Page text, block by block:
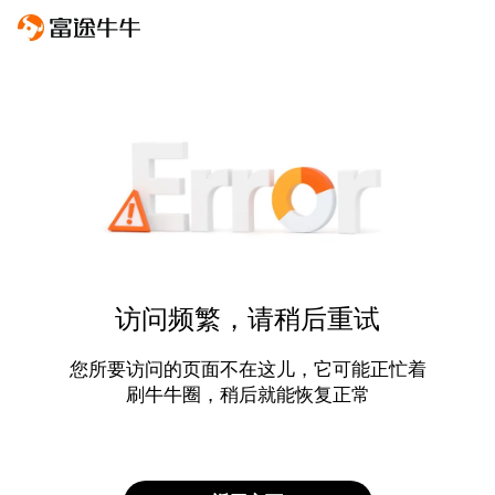
访问频繁，请稍后重试
您所要访问的页面不在这儿，它可能正忙着
刷牛牛圈，稍后就能恢复正常